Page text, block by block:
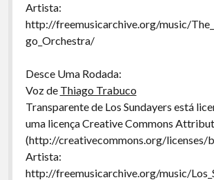
Artista:
http://freemusicarchive.org/music/
go_Orchestra/
Desce Uma Rodada:
Voz de Thiago Trabuco
Transparente de Los Sundayers está
uma licença Creative Commons
(http://creativecommons.org/licenses/
Artista:
http://freemusicarchive.org/music/